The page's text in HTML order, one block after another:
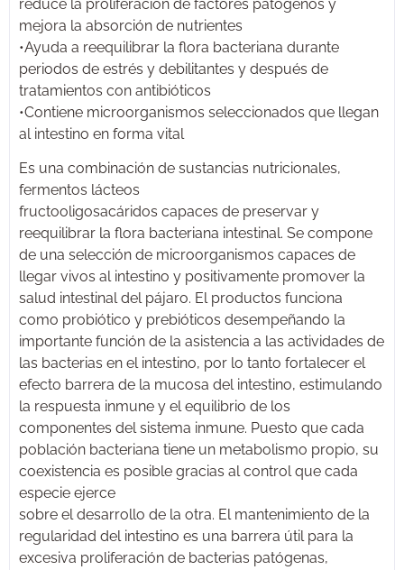
reduce la proliferación de factores patógenos y
mejora la absorción de nutrientes
•Ayuda a reequilibrar la flora bacteriana durante
periodos de estrés y debilitantes y después de
tratamientos con antibióticos
•Contiene microorganismos seleccionados que llegan
al intestino en forma vital
Es una combinación de sustancias nutricionales,
fermentos lácteos
fructooligosacáridos capaces de preservar y
reequilibrar la flora bacteriana intestinal. Se compone
de una selección de microorganismos capaces de
llegar vivos al intestino y positivamente promover la
salud intestinal del pájaro. El productos funciona
como probiótico y prebióticos desempeñando la
importante función de la asistencia a las actividades de
las bacterias en el intestino, por lo tanto fortalecer el
efecto barrera de la mucosa del intestino, estimulando
la respuesta inmune y el equilibrio de los
componentes del sistema inmune. Puesto que cada
población bacteriana tiene un metabolismo propio, su
coexistencia es posible gracias al control que cada
especie ejerce
sobre el desarrollo de la otra. El mantenimiento de la
regularidad del intestino es una barrera útil para la
excesiva proliferación de bacterias patógenas,